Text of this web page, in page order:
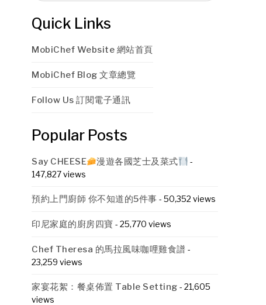
Quick Links
MobiChef Website 網站首頁
MobiChef Blog 文章總覽
Follow Us 訂閱電子通訊
Popular Posts
Say CHEESE 漫遊各國芝士及菜式
-
147,827 views
預約上門廚師 你不知道的5件事 - 50,352 views
印尼家庭的廚房四寶 - 25,770 views
Chef Theresa 的馬拉風味咖哩雞食譜 -
23,259 views
家宴花絮：餐桌佈置 Table Setting - 21,605
views